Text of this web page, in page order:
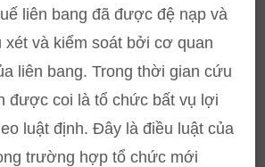
liên bang đã được đệ nạp và
và kiểm soát bởi cơ quan
liên bang. Trong thời gian cứu
được coi là tổ chức bất vụ lợi
luật định. Đây là điều luật của
trường hợp tổ chức mới